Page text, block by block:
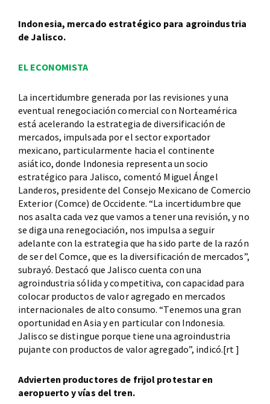
Indonesia, mercado estratégico para agroindustria
de Jalisco.
EL ECONOMISTA
La incertidumbre generada por las revisiones y una
eventual renegociación comercial con Norteamérica
está acelerando la estrategia de diversificación de
mercados, impulsada por el sector exportador
mexicano, particularmente hacia el continente
asiático, donde Indonesia representa un socio
estratégico para Jalisco, comentó Miguel Ángel
Landeros, presidente del Consejo Mexicano de Comercio
Exterior (Comce) de Occidente. “La incertidumbre que
nos asalta cada vez que vamos a tener una revisión, y no
se diga una renegociación, nos impulsa a seguir
adelante con la estrategia que ha sido parte de la razón
de ser del Comce, que es la diversificación de mercados”,
subrayó. Destacó que Jalisco cuenta con una
agroindustria sólida y competitiva, con capacidad para
colocar productos de valor agregado en mercados
internacionales de alto consumo. “Tenemos una gran
oportunidad en Asia y en particular con Indonesia.
Jalisco se distingue porque tiene una agroindustria
pujante con productos de valor agregado”, indicó.[rt ]
Advierten productores de frijol protestar en
aeropuerto y vías del tren.